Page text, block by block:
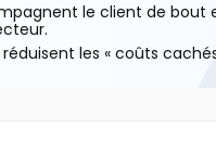
le client de bout
les « coûts